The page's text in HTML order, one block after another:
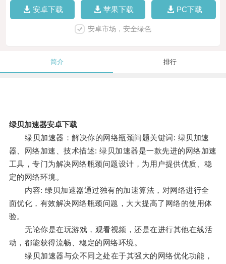
安卓下载 苹果下载 PC下载
安卓市场，安全绿色
简介 排行
绿贝加速器安卓下载
绿贝加速器：解决你的网络瓶颈问题关键词: 绿贝加速
器、网络加速、技术描述: 绿贝加速器是一款先进的网络加速
工具，专门为解决网络瓶颈问题设计，为用户提供优质、稳
定的网络环境。
内容: 绿贝加速器通过独有的加速算法，对网络进行全
面优化，有效解决网络瓶颈问题，大大提高了网络的使用体
验。
无论你是在玩游戏，观看视频，还是在进行其他在线活
动，都能获得流畅、稳定的网络环境。
绿贝加速器与众不同之处在于其强大的网络优化功能，